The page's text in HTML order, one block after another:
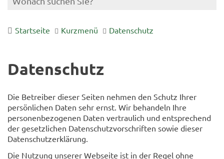
Startseite Kurzmenü Datenschutz
Datenschutz
Die Betreiber dieser Seiten nehmen den Schutz Ihrer
persönlichen Daten sehr ernst. Wir behandeln Ihre
personenbezogenen Daten vertraulich und entsprechend
der gesetzlichen Datenschutzvorschriften sowie dieser
Datenschutzerklärung.
Die Nutzung unserer Webseite ist in der Regel ohne